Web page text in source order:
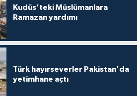
Kudüs'teki Müslümanlara
Ramazan yardımı
Türk hayırseverler Pakistan'da
yetimhane açtı